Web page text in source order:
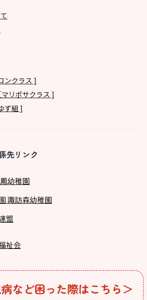
ンクラス ]
リポサクラス ]
ず組 ]
先リンク
幼稚園
諏訪森幼稚園
盟
祉会